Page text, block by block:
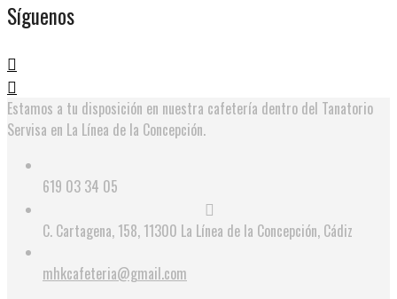
Síguenos
Estamos a tu disposición en nuestra cafetería dentro del Tanatorio
Servisa en La Línea de la Concepción.
619 03 34 05
C. Cartagena, 158, 11300 La Línea de la Concepción, Cádiz
mhkcafeteria@gmail.com